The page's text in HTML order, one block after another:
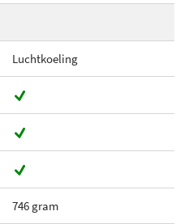
Luchtkoeling
746 gram